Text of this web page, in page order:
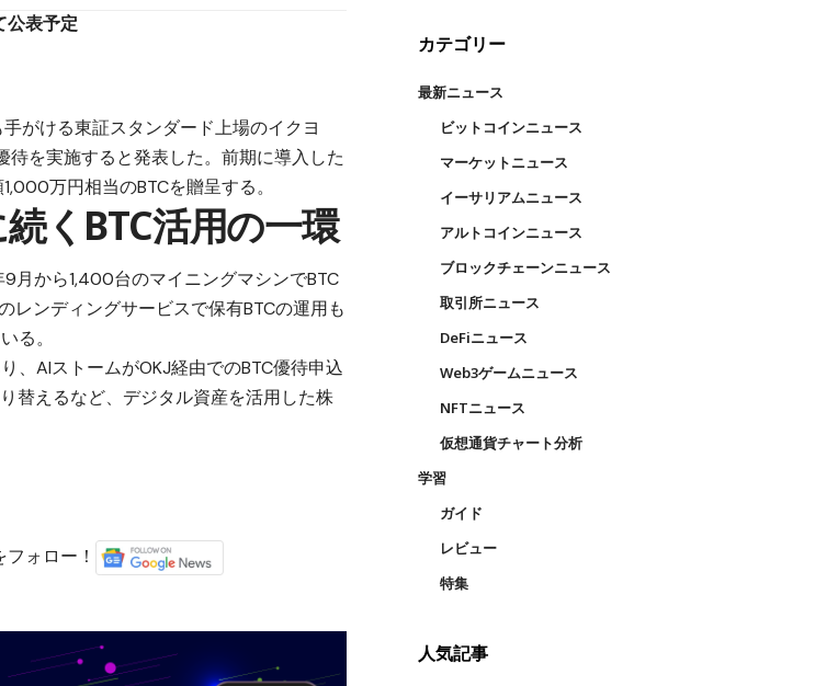
公表予定
がける東証スタンダード上場のイクヨ
待を実施すると発表した。前期に導入した
万円相当のBTCを贈呈する。
くBTC活用の一環
月から1,400台のマイニングマシンでBTC
レンディングサービスで保有BTCの運用も
る。
、AIストームがOKJ経由でのBTC優待申込
替え るなど、デジタル資産を活用した株
ォロー！
カテゴリー
最新ニュース
ビットコインニュース
マーケットニュース
イーサリアムニュース
アルトコインニュース
ブロックチェーンニュース
取引所ニュース
DeFiニュース
Web3ゲームニュース
NFTニュース
仮想通貨チャート分析
学習
ガイド
レビュー
特集
人気記事